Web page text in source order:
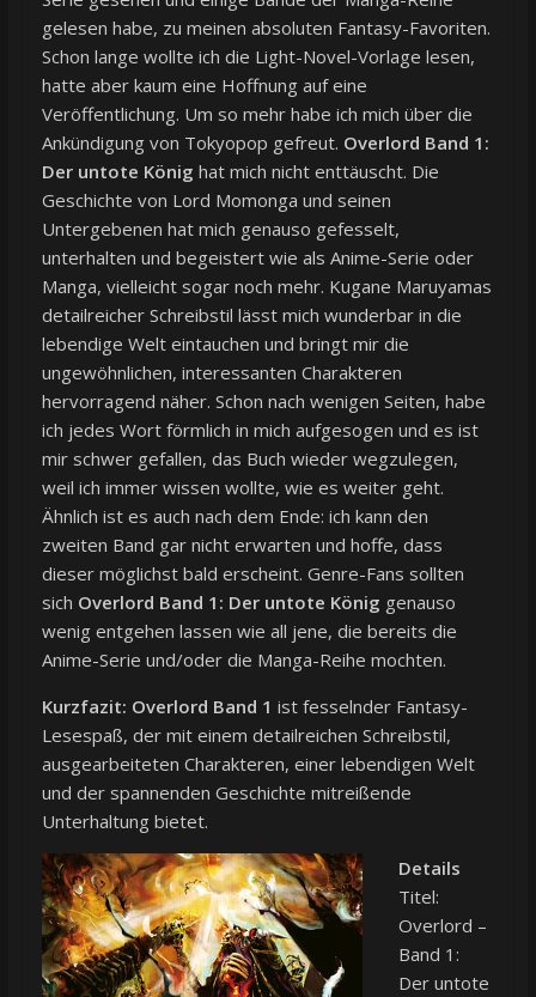
gelesen habe, zu meinen absoluten Fantasy-Favoriten.
Schon lange wollte ich die Light-Novel-Vorlage lesen,
hatte aber kaum eine Hoffnung auf eine
Veröffentlichung. Um so mehr habe ich mich über die
Ankündigung von Tokyopop gefreut. Overlord Band 1:
Der untote König hat mich nicht enttäuscht. Die
Geschichte von Lord Momonga und seinen
Untergebenen hat mich genauso gefesselt,
unterhalten und begeistert wie als Anime-Serie oder
Manga, vielleicht sogar noch mehr. Kugane Maruyamas
detailreicher Schreibstil lässt mich wunderbar in die
lebendige Welt eintauchen und bringt mir die
ungewöhnlichen, interessanten Charakteren
hervorragend näher. Schon nach wenigen Seiten, habe
ich jedes Wort förmlich in mich aufgesogen und es ist
mir schwer gefallen, das Buch wieder wegzulegen,
weil ich immer wissen wollte, wie es weiter geht.
Ähnlich ist es auch nach dem Ende: ich kann den
zweiten Band gar nicht erwarten und hoffe, dass
dieser möglichst bald erscheint. Genre-Fans sollten
sich Overlord Band 1: Der untote König genauso
wenig entgehen lassen wie all jene, die bereits die
Anime-Serie und/oder die Manga-Reihe mochten.
Kurzfazit: Overlord Band 1 ist fesselnder Fantasy-
Lesespaß, der mit einem detailreichen Schreibstil,
ausgearbeiteten Charakteren, einer lebendigen Welt
und der spannenden Geschichte mitreißende
Unterhaltung bietet.
Details
Titel:
Overlord –
Band 1:
Der untote